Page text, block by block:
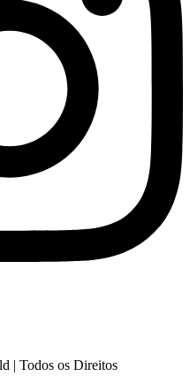
| Todos os Direitos